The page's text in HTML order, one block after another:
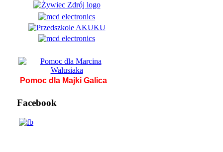
Pomoc dla Majki Galica
Facebook